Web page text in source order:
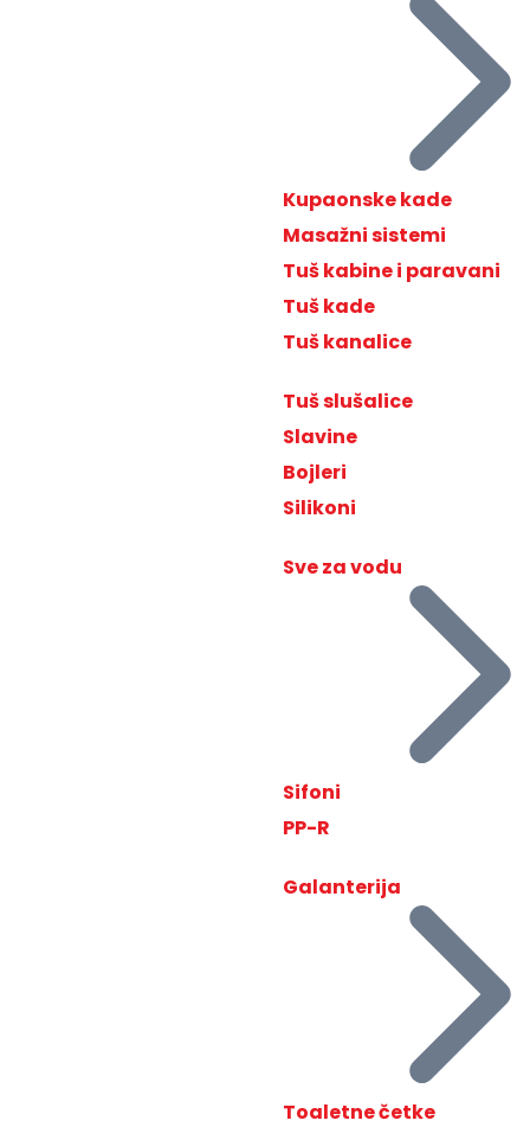
Kupaonske kade
Masažni sistemi
Tuš kabine i paravani
Tuš kade
Tuš kanalice
Tuš slušalice
Slavine
Bojleri
Silikoni
Sve za vodu
Sifoni
PP-R
Galanterija
Toaletne četke